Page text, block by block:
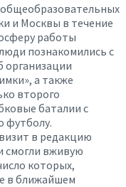
общеобразовательных
и Москвы в течение
работы
познакомились с
организации
а также
второго
баталии с
футболу.
в редакцию
смогли вживую
которых,
в ближайшем